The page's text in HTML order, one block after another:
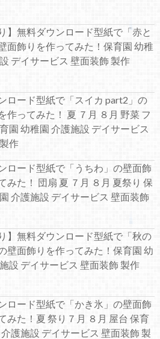
】無料ダウンロード型紙で「赤と
面飾りを作ってみた！保育園 幼稚
デイサービス 壁面装飾 製作
ロード型紙で「スイカ part2」の
作ってみた！ 夏 ７月 ８月 野菜 フ
園 幼稚園 介護施設 デイサービス
作
ロード型紙で「うちわ」の壁面飾
みた！ 団扇 夏 ７月 ８月 夏祭り 保
介護施設 デイサービス 壁面装飾
】無料ダウンロード型紙で「秋の
壁面飾りを作ってみた！保育園 幼
設 デイサービス 壁面装飾 製作
ロード型紙で「かき氷」の壁面飾
みた！夏 祭り７月 ８月 屋台 保育
護施設 デイサービス 壁面装飾 製